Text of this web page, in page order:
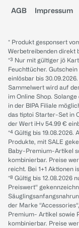
AGB Impressum
* Produkt gesponsert
Werbetreibenden direkt
*³ Nur mit gültiger jö
Feuchttücher.
einlösbar bis
Sammelwert wird auf
im Online Shop.
in der BIPA Filiale
das tiptoi Starter-Set in
der Wert iHv 54.99 €
*⁴ Gültig bis
Produkte, mit SALE
Baby-Premium-Artikel
kombinierbar. Preise
reicht. Bei 1+1 Aktionen
*⁸ Gültig bis 12.08.2026
Preiswert“
der Marke
Premium- Artikel sowie
kombinierbar. Preise